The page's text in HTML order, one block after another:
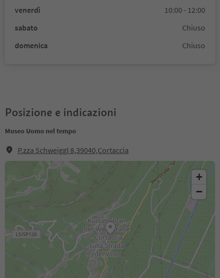
venerdì
10:00 - 12:00
sabato
Chiuso
domenica
Chiuso
Posizione e indicazioni
Museo Uomo nel tempo
P.zza Schweiggl 8,39040,Cortaccia
+
−